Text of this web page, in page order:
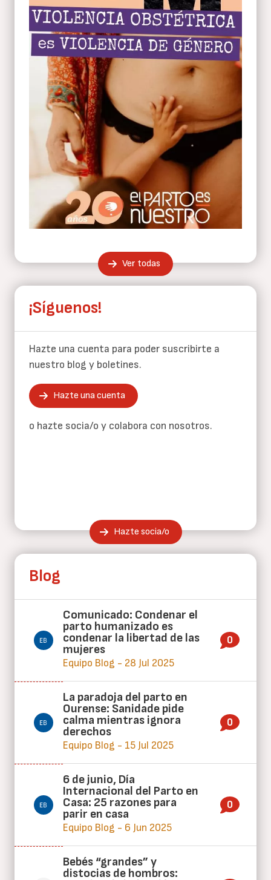
Ver todas
¡Síguenos!
Hazte una cuenta para poder suscribirte a
nuestro blog y boletines.
Hazte una cuenta
o hazte socia/o y colabora con nosotros.
Hazte socia/o
Blog
Comunicado: Condenar el
parto humanizado es
condenar la libertad de las
mujeres
Equipo Blog - 28 Jul 2025
0
La paradoja del parto en
Ourense: Sanidade pide
calma mientras ignora
derechos
Equipo Blog - 15 Jul 2025
0
6 de junio, Día
Internacional del Parto en
Casa: 25 razones para
parir en casa
Equipo Blog - 6 Jun 2025
0
Bebés “grandes” y
distocias de hombros: